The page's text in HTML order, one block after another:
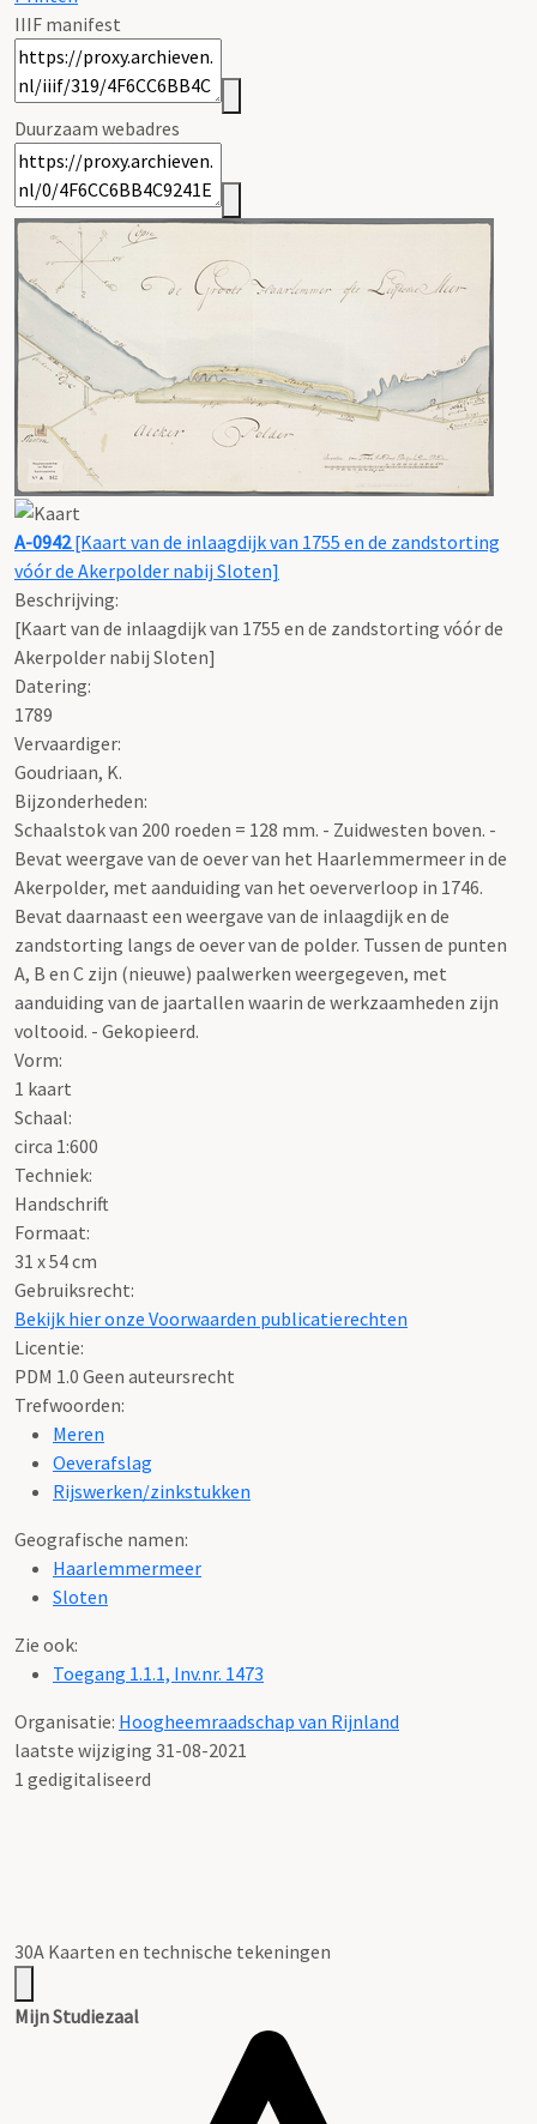
IIIF manifest
Duurzaam webadres
A-0942[Kaart van de inlaagdijk van 1755 en de zandstorting
vóór de Akerpolder nabij Sloten]
Beschrijving:
[Kaart van de inlaagdijk van 1755 en de zandstorting vóór de
Akerpolder nabij Sloten]
Datering:
1789
Vervaardiger:
Goudriaan, K.
Bijzonderheden:
Schaalstok van 200 roeden = 128 mm. - Zuidwesten boven. -
Bevat weergave van de oever van het Haarlemmermeer in de
Akerpolder, met aanduiding van het oeververloop in 1746.
Bevat daarnaast een weergave van de inlaagdijk en de
zandstorting langs de oever van de polder. Tussen de punten
A, B en C zijn (nieuwe) paalwerken weergegeven, met
aanduiding van de jaartallen waarin de werkzaamheden zijn
voltooid. - Gekopieerd.
Vorm:
1 kaart
Schaal:
circa 1:600
Techniek:
Handschrift
Formaat:
31 x 54 cm
Gebruiksrecht:
Bekijk hier onze Voorwaarden publicatierechten
Licentie:
PDM 1.0 Geen auteursrecht
Trefwoorden:
Meren
Oeverafslag
Rijswerken/zinkstukken
Geografische namen:
Haarlemmermeer
Sloten
Zie ook:
Toegang 1.1.1, Inv.nr. 1473
Organisatie: Hoogheemraadschap van Rijnland
laatste wijziging 31-08-2021
1 gedigitaliseerd
30A Kaarten en technische tekeningen
Mijn Studiezaal